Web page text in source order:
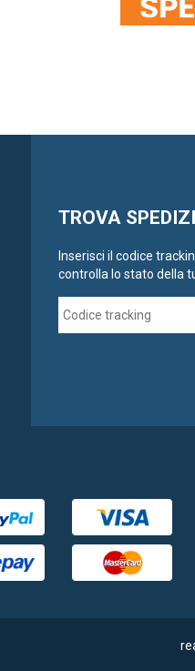
TROVA
Inserisci il codice
controlla lo stato della